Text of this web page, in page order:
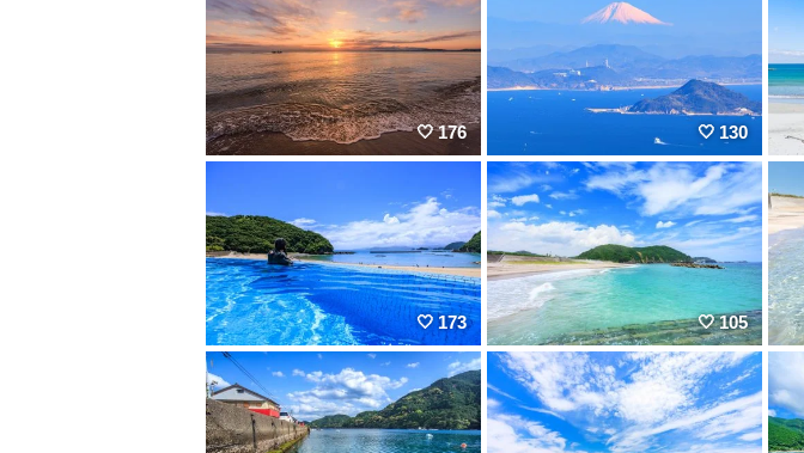
176 130
173 105